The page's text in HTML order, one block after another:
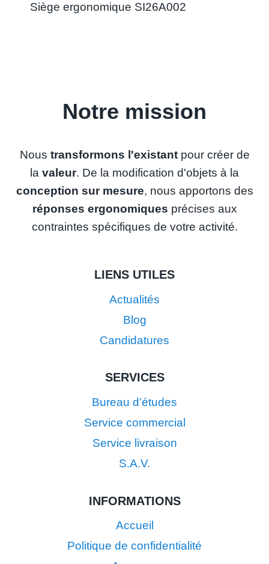
Siège ergonomique SI26A002
Notre mission
Nous transformons l'existantpour créer de
la valeur. De la modification d'objets à la
conception sur mesure, nous apportons des
réponses ergonomiques précises aux
contraintes spécifiques de votre activité.
LIENS UTILES
Actualités
Blog
Candidatures
SERVICES
Bureau d’études
Service commercial
Service livraison
S.A.V.
INFORMATIONS
Accueil
Politique de confidentialité